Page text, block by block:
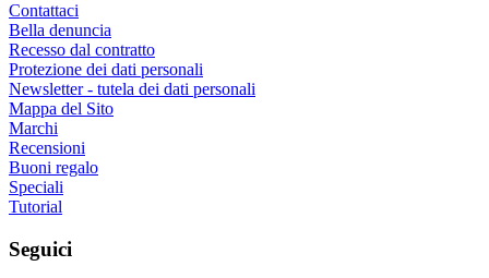
Contattaci
Bella denuncia
Recesso dal contratto
Protezione dei dati personali
Newsletter - tutela dei dati personali
Mappa del Sito
Marchi
Recensioni
Buoni regalo
Speciali
Tutorial
Seguici